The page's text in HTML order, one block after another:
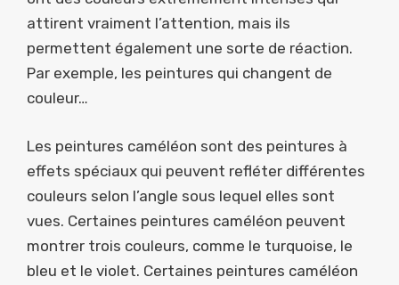
attirent vraiment l’attention, mais ils
permettent également une sorte de réaction.
Par exemple, les peintures qui changent de
couleur…
Les peintures caméléon sont des peintures à
effets spéciaux qui peuvent refléter différentes
couleurs selon l’angle sous lequel elles sont
vues. Certaines peintures caméléon peuvent
montrer trois couleurs, comme le turquoise, le
bleu et le violet. Certaines peintures caméléon